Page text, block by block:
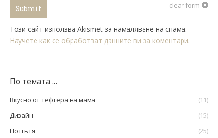
clear form
Submit
Този сайт използва Akismet за намаляване на спама.
Научете как се обработват данните ви за коментари.
По темата …
Вкусно от тефтера на мама
(11)
Дизайн
(15)
По пътя
(25)